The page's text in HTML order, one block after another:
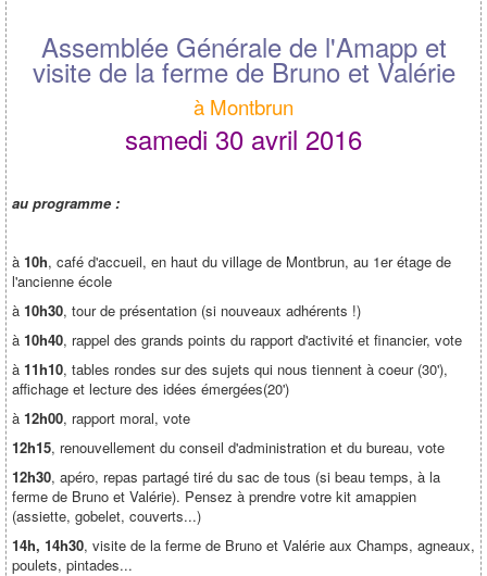
Assemblée Générale de l'Amapp et
visite de la ferme de Bruno et Valérie
à Montbrun
samedi 30 avril 2016
au programme :
à 10h, café d'accueil, en haut du village de Montbrun, au 1er étage de
l'ancienne école
à 10h30, tour de présentation (si nouveaux adhérents !)
à 10h40, rappel des grands points du rapport d'activité et financier, vote
à 11h10, tables rondes sur des sujets qui nous tiennent à coeur (30'),
affichage et lecture des idées émergées(20')
à 12h00, rapport moral, vote
12h15, renouvellement du conseil d'administration et du bureau, vote
12h30, apéro, repas partagé tiré du sac de tous (si beau temps, à la
ferme de Bruno et Valérie). Pensez à prendre votre kit amappien
(assiette, gobelet, couverts...)
14h, 14h30, visite de la ferme de Bruno et Valérie aux Champs, agneaux,
poulets, pintades...